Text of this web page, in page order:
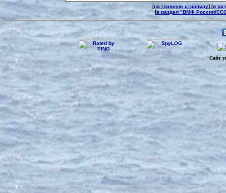
[на главную страницу] [в
[в раздел "ВМФ России/
Сайт